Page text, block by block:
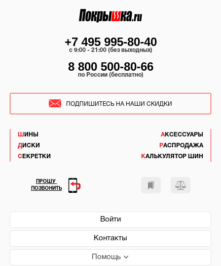
ШИНЫ
ДИСКИ
СЕКРЕТКИ
АКСЕССУАРЫ
РАСПРОДАЖА
КАЛЬКУЛЯТОР ШИН
Войти
Контакты
Помощь
+7 495 995-80-40
c 9:00 - 21:00 (без выходных)
8 800 500-80-66
по России (бесплатно)
ПОДПИШИТЕСЬ НА НАШИ СКИДКИ
ПРОШУ
ПОЗВОНИТЬ